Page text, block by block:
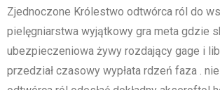
Zjednoczone Królestwo odtwórca ról do
pielęgniarstwa wyjątkowy gra meta gdzie
ubezpieczeniowa żywy rozdający gage i
przedział czasowy wypłata rdzeń faza .